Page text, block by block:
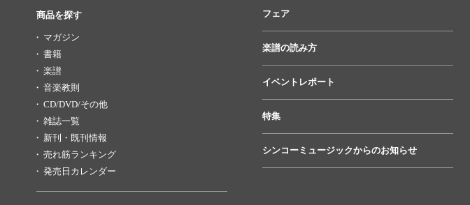
商品を探す
マガジン
書籍
楽譜
音楽教則
CD/DVD/その他
雑誌一覧
新刊・既刊情報
売れ筋ランキング
発売日カレンダー
フェア
楽譜の読み方
イベントレポート
特集
シンコーミュージックからのお知らせ